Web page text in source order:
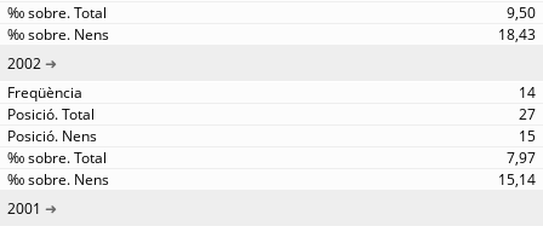
9,50
18,43
2002
14
27
15
7,97
15,14
2001